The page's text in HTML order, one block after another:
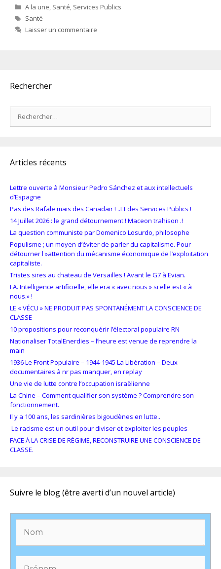
Catégories
A la une, Santé, Services Publics
Étiquettes
Santé
Laisser un commentaire
Rechercher
Articles récents
Lettre ouverte à Monsieur Pedro Sánchez et aux intellectuels
d’Espagne
Pas des Rafale mais des Canadair ! ..Et des Services Publics !
14 Juillet 2026 : le grand détournement ! Maceon trahison .!
La question communiste par Domenico Losurdo, philosophe
Populisme ; un moyen d’éviter de parler du capitalisme. Pour
détourner l »attention du mécanisme économique de l’exploitation
capitaliste.
Tristes sires au chateau de Versailles ! Avant le G7 à Evian.
I.A. Intelligence artificielle, elle era « avec nous » si elle est « à
nous.» !
LE « VÉCU » NE PRODUIT PAS SPONTANÉMENT LA CONSCIENCE DE
CLASSE
10 propositions pour reconquérir l’électoral populaire RN
Nationaliser TotalEnerdies – l’heure est venue de reprendre la
main
1936 Le Front Populaire – 1944-1945 La Libération – Deux
documentaires à nr pas manquer, en replay
Une vie de lutte contre l’occupation israëlienne
La Chine – Comment qualifier son système ? Comprendre son
fonctionnement.
Il y a 100 ans, les sardinières bigoudènes en lutte..
Le racisme est un outil pour diviser et exploiter les peuples
FACE À LA CRISE DE RÉGIME, RECONSTRUIRE UNE CONSCIENCE DE
CLASSE.
Suivre le blog (être averti d’un nouvel article)